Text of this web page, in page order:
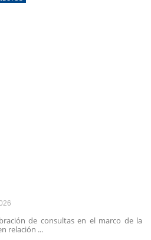
de consultas en el marco de la
relación ...